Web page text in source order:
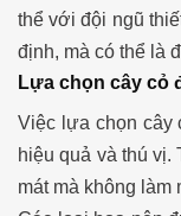
thể với đội ngũ
định, mà có thể là
Lựa chọn cây cỏ
Việc lựa chọn cây
hiệu quả và thú
mát mà không làm